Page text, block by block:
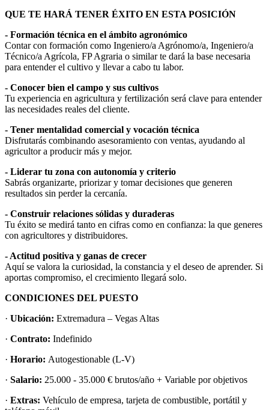
QUE TE HARÁ TENER ÉXITO EN ESTA POSICIÓN
- Formación técnica en el ámbito agronómico
Contar con formación como Ingeniero/a Agrónomo/a, Ingeniero/a
Técnico/a Agrícola, FP Agraria o similar te dará la base necesaria
para entender el cultivo y llevar a cabo tu labor.
- Conocer bien el campo y sus cultivos
Tu experiencia en agricultura y fertilización será clave para entender
las necesidades reales del cliente.
- Tener mentalidad comercial y vocación técnica
Disfrutarás combinando asesoramiento con ventas, ayudando al
agricultor a producir más y mejor.
- Liderar tu zona con autonomía y criterio
Sabrás organizarte, priorizar y tomar decisiones que generen
resultados sin perder la cercanía.
- Construir relaciones sólidas y duraderas
Tu éxito se medirá tanto en cifras como en confianza: la que generes
con agricultores y distribuidores.
- Actitud positiva y ganas de crecer
Aquí se valora la curiosidad, la constancia y el deseo de aprender. Si
aportas compromiso, el crecimiento llegará solo.
CONDICIONES DEL PUESTO
· Ubicación: Extremadura – Vegas Altas
· Contrato: Indefinido
· Horario: Autogestionable (L-V)
· Salario: 25.000 - 35.000 € brutos/año + Variable por objetivos
· Extras: Vehículo de empresa, tarjeta de combustible, portátil y